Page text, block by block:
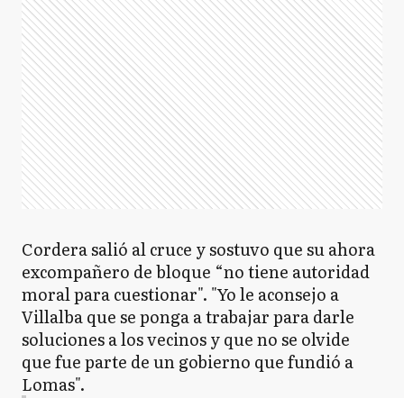
Cordera salió al cruce y sostuvo que su ahora
excompañero de bloque “no tiene autoridad
moral para cuestionar". "Yo le aconsejo a
Villalba que se ponga a trabajar para darle
soluciones a los vecinos y que no se olvide
que fue parte de un gobierno que fundió a
Lomas".